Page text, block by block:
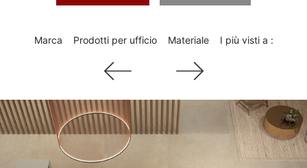
Marca Prodotti per ufficio Materiale I più visti a :